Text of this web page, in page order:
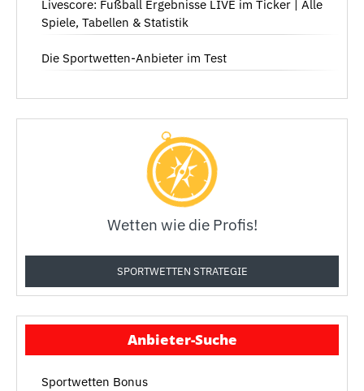
Livescore: Fußball Ergebnisse LIVE im Ticker | Alle
Spiele, Tabellen & Statistik
Die Sportwetten-Anbieter im Test
Wetten wie die Profis!
SPORTWETTEN STRATEGIE
Anbieter-Suche
Sportwetten Bonus